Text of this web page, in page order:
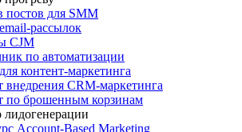
постов для SMM
рассылок
CJM
по автоматизации
контент-маркетинга
внедрения CRM-маркетинга
по брошенным корзинам
Account-Based Marketing